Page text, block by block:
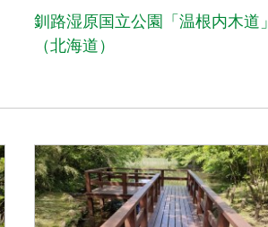
釧路湿原国立公園「温根内木道」
（北海道）